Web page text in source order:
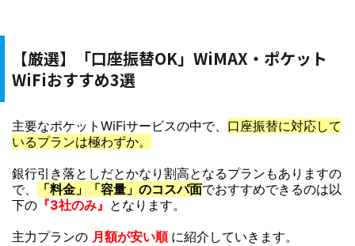
【厳選】「口座振替OK」WiMAX・ポケット
WiFiおすすめ3選
主要なポケットWiFiサービスの中で、 口座振替に対応して
いるプランは極わずか。
銀行引き落としだとかなり割高となるプランもありますの
で、
「料金」「容量」のコスパ面でおすすめできるのは以
下の 『3社のみ』 となります。
主力プランの 月額が安い順 に紹介していきます。